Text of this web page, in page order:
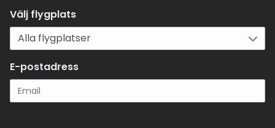
Välj flygplats
E-postadress